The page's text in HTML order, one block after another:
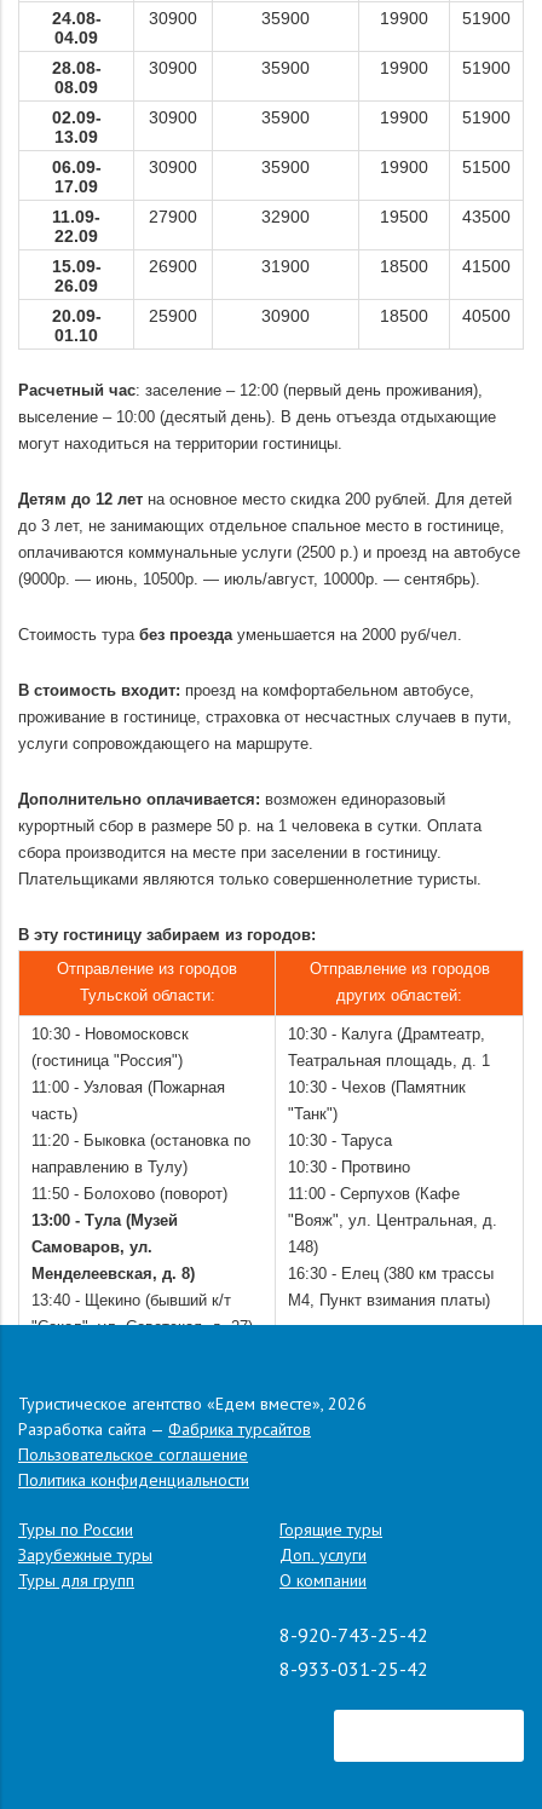
24.08-
04.09
30900 35900 19900 51900
28.08-
08.09
30900 35900 19900 51900
02.09-
13.09
30900 35900 19900 51900
06.09-
17.09
30900 35900 19900 51500
11.09-
22.09
27900 32900 19500 43500
15.09-
26.09
26900 31900 18500 41500
20.09-
01.10
25900 30900 18500 40500
Расчетный час: заселение – 12:00 (первый день проживания),
выселение – 10:00 (десятый день). В день отъезда отдыхающие
могут находиться на территории гостиницы.
Детям до 12 лет на основное место скидка 200 рублей. Для детей
до 3 лет, не занимающих отдельное спальное место в гостинице,
оплачиваются коммунальные услуги (2500 р.) и проезд на автобусе
(9000р. — июнь, 10500р. — июль/август, 10000р. — сентябрь).
Cтоимость тура без проездауменьшается на 2000 руб/чел.
В стоимость входит: проезд на комфортабельном автобусе,
проживание в гостинице, страховка от несчастных случаев в пути,
услуги сопровождающего на маршруте.
Дополнительно оплачивается: возможен единоразовый
курортный сбор в размере 50 р. на 1 человека в сутки. Оплата
сбора производится на месте при заселении в гостиницу.
Плательщиками являются только совершеннолетние туристы.
В эту гостиницу забираем из городов:
Отправление из городов
Тульской области:
Отправление из городов
других областей:
10:30 - Новомосковск
(гостиница "Россия")
11:00 - Узловая (Пожарная
часть)
11:20 - Быковка (остановка по
направлению в Тулу)
11:50 - Болохово (поворот)
13:00 - Тула (Музей
Самоваров, ул.
Менделеевская, д. 8)
13:40 - Щекино (бывший к/т
"Сокол", ул. Советская, д. 27)
10:30 - Калуга (Драмтеатр,
Театральная площадь, д. 1
10:30 - Чехов (Памятник
"Танк")
10:30 - Таруса
10:30 - Протвино
11:00 - Серпухов (Кафе
"Вояж", ул. Центральная, д.
148)
16:30 - Елец (380 км трассы
М4, Пункт взимания платы)
.
Отправление автобуса из пос. Кабардинка — в 14:30
(ориентировочно).
.
Туристическое агентство «Едем вместе», 2026
Разработка сайта — Фабрика турсайтов
Пользовательское соглашение
Политика конфиденциальности
Туры по России
Зарубежные туры
Туры для групп
Горящие туры
Доп. услуги
О компании
8-920-743-25-42
8-933-031-25-42